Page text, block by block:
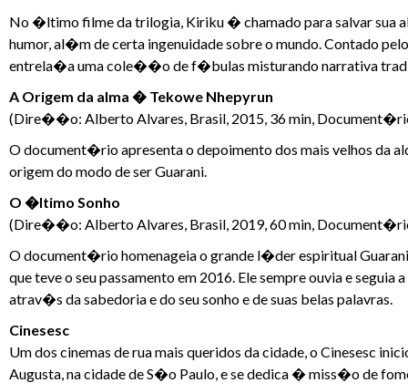
No �ltimo filme da trilogia, Kiriku � chamado para salvar sua
humor, al�m de certa ingenuidade sobre o mundo. Contado
entrela�a uma cole��o de f�bulas misturando narrativa
A Origem da alma � Tekowe Nhepyrun
(Dire��o: Alberto Alvares, Brasil, 2015, 36 min,
O document�rio apresenta o depoimento dos mais velhos da
origem do modo de ser Guarani.
O �ltimo Sonho
(Dire��o: Alberto Alvares, Brasil, 2019, 60 min,
O document�rio homenageia o grande l�der espiritual
que teve o seu passamento em 2016. Ele sempre ouvia e
atrav�s da sabedoria e do seu sonho e de suas belas palavras.
Cinesesc
Um dos cinemas de rua mais queridos da cidade, o Cinesesc
Augusta, na cidade de S�o Paulo, e se dedica � miss�o de